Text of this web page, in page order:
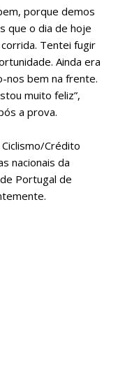
porque demos
que o dia de hoje
Tentei fugir
Ainda era
nos bem na frente.
muito feliz”,
a prova.
Crédito
nacionais da
Portugal de